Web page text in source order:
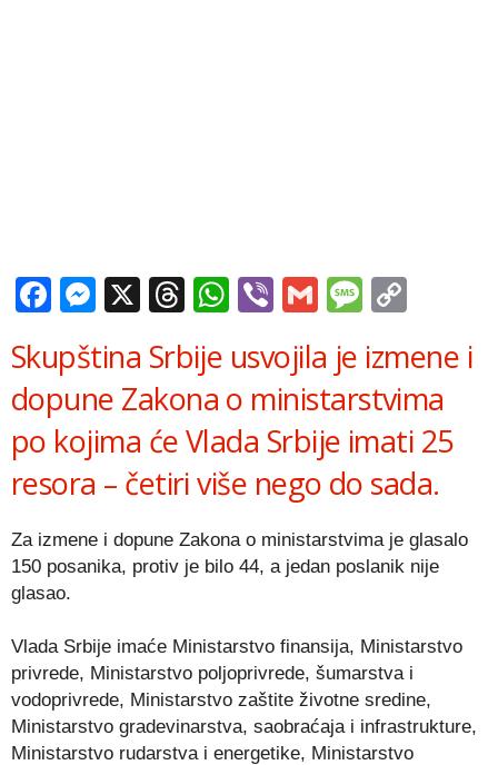
Facebook
Messenger
X Threads
WhatsApp
ViberGmail
Skupština Srbije usvojila je izmene i
dopune Zakona o ministarstvima
po kojima će Vlada Srbije imati 25
resora – četiri više nego do sada.
Za izmene i dopune Zakona o ministarstvima je glasalo
150 posanika, protiv je bilo 44, a jedan poslanik nije
glasao.
Vlada Srbije imaće Ministarstvo finansija, Ministarstvo
privrede, Ministarstvo poljoprivrede, šumarstva i
vodoprivrede, Ministarstvo zaštite životne sredine,
Ministarstvo gradevinarstva, saobraćaja i infrastrukture,
Ministarstvo rudarstva i energetike, Ministarstvo